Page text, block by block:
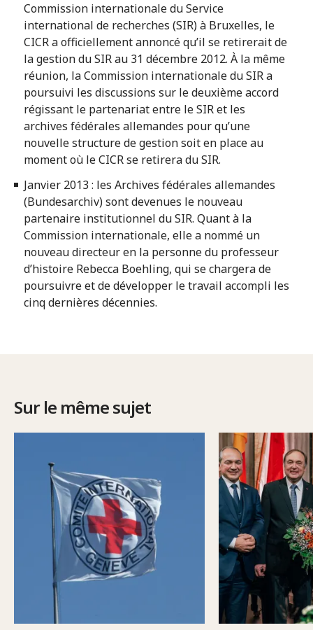
Commission internationale du Service
international de recherches (SIR) à Bruxelles, le
CICR a officiellement annoncé qu’il se retirerait de
la gestion du SIR au 31 décembre 2012. À la même
réunion, la Commission internationale du SIR a
poursuivi les discussions sur le deuxième accord
régissant le partenariat entre le SIR et les
archives fédérales allemandes pour qu’une
nouvelle structure de gestion soit en place au
moment où le CICR se retirera du SIR.
Janvier 2013 : les Archives fédérales allemandes
(Bundesarchiv) sont devenues le nouveau
partenaire institutionnel du SIR. Quant à la
Commission internationale, elle a nommé un
nouveau directeur en la personne du professeur
d’histoire Rebecca Boehling, qui se chargera de
poursuivre et de développer le travail accompli les
cinq dernières décennies.
Sur le même sujet